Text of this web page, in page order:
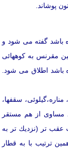
پوشاند.
باشد گفته می شود و
مقرنس به كوههائی
باشد اطلاق می شود.
سقفها،
مساوی از هم مستقر
تر (نزدیك تر به
ترتیب با به قطار